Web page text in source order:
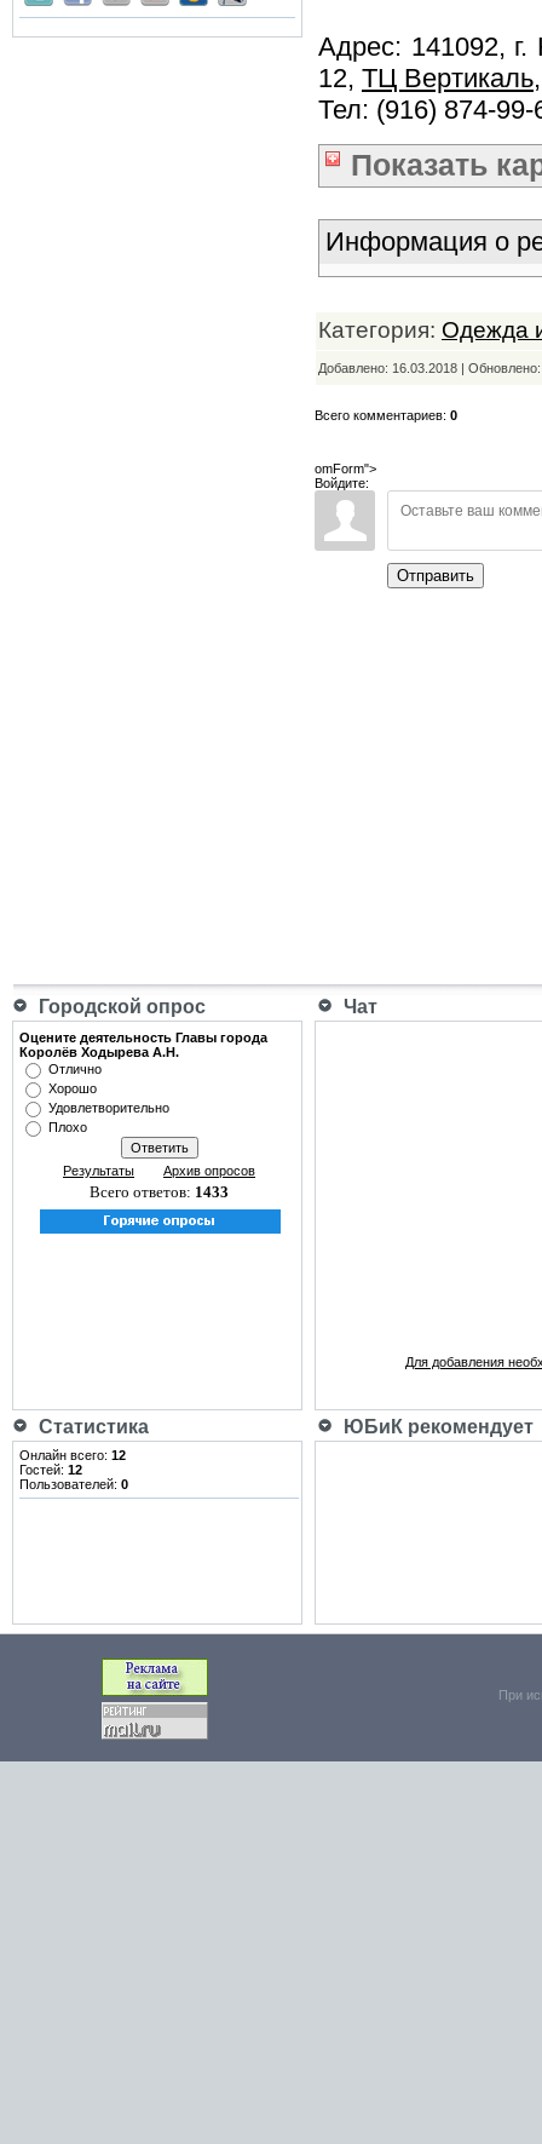
Адрес: 141092,
12, ТЦ Вертикаль
Тел: (916) 874-
Показать
Информация о
Категория: Одежда
Добавлено: 16.03.2018 |
Всего комментариев: 0
omForm">
Войдите:
Отправить
Городской опрос Чат
Оцените деятельность Главы города
Королёв Ходырева А.Н.
Отлично
Хорошо
Удовлетворительно
Плохо
Результаты Архив опросов
Всего ответов: 1433
Для добавления
Статистика ЮБиК рекомендует
Онлайн всего: 12
Гостей: 12
Пользователей: 0
При